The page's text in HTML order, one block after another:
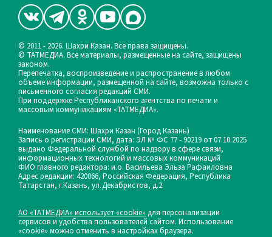
© 2011 - 2026. Шахри Казан. Все права защищены.
© ТАТМЕДИА. Все материалы, размещенные на сайте, защищены
законом.
Перепечатка, воспроизведение и распространение в любом
объеме информации, размещенной на сайте, возможна только с
письменного согласия редакций СМИ.
При поддержке Республиканского агентства по печати и
массовым коммуникациям «ТАТМЕДИА».
Наименование СМИ: Шахри Казан (Город Казань)
Запись о регистрации СМИ, дата: ЭЛ № ФС 77 - 90219 от 07.10.2025
выдано Федеральной службой по надзору в сфере связи,
информационных технологий и массовых коммуникаций
ФИО главного редактора: и.о. Васильева Эльза Рафаиловна
Адрес редакции: 420066, Российская Федерация, Республика
Татарстан, г.Казань, ул.Декабристов, д.2
АО «ТАТМЕДИА» использует «cookie» для персонализации
сервисов и удобства пользователей сайтом. Использование
«cookie» можно отменить в настройках браузера.